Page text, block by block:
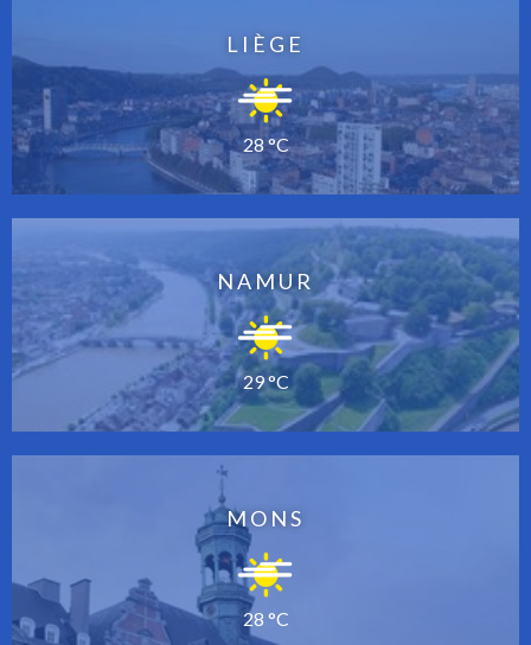
LIÈGE
28 °C
NAMUR
29 °C
MONS
28 °C